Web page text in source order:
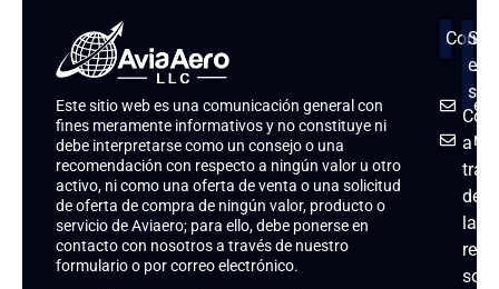
Este sitio web es una comunicación general con
fines meramente informativos y no constituye ni
debe interpretarse como un consejo o una
recomendación con respecto a ningún valor u otro
activo, ni como una oferta de venta o una solicitud
de oferta de compra de ningún valor, producto o
servicio de Aviaero; para ello, debe ponerse en
contacto con nosotros a través de nuestro
formulario o por correo electrónico.
en
a
de
las